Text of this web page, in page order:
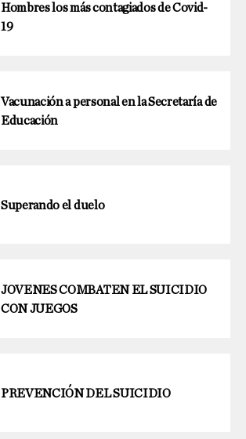
Hombres los más contagiados de Covid-
19
Vacunación a personal en la Secretaría de
Educación
Superando el duelo
JOVENES COMBATEN EL SUICIDIO
CON JUEGOS
PREVENCIÓN DEL SUICIDIO